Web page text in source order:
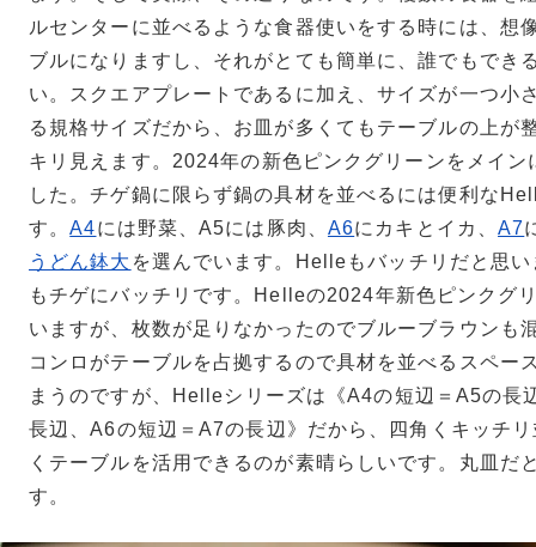
ルセンターに並べるような食器使いをする時には、想
ブルになりますし、それがとても簡単に、誰でもでき
い。スクエアプレートであるに加え、サイズが一つ小
る規格サイズだから、お皿が多くてもテーブルの上が
キリ見えます。2024年の新色ピンクグリーンをメイン
した。チゲ鍋に限らず鍋の具材を並べるには便利な
す。A4には野菜、A5には豚肉、 A6にカキとイカ、A7
うどん鉢大 を選んでいます。Helleもバッチリだと思
もチゲにバッチリです。Helleの2024年新色ピンクグ
いますが、枚数が足りなかったのでブルーブラウンも
コンロがテーブルを占拠するので具材を並べるスペー
まうのですが、Helleシリーズは《A4の短辺＝A5の長
長辺、A6の短辺＝A7の長辺》だから、四角くキッチ
くテーブルを活用できるのが素晴らしいです。丸皿だ
す。